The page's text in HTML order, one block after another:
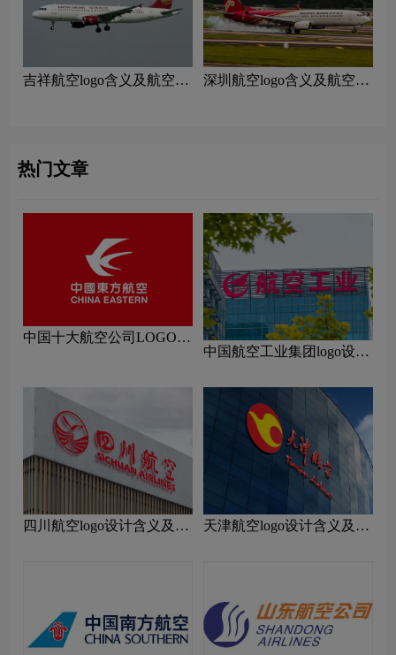
吉祥航空logo含义及航空品
深圳航空logo含义及航空品
热门文章
中国十大航空公司LOGO设
中国航空工业集团logo设计
四川航空logo设计含义及设
天津航空logo设计含义及设